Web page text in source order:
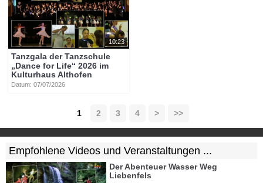
10:23
Tanzgala der Tanzschule
„Dance for Life“ 2026 im
Kulturhaus Althofen
Datum: 07/07/2026
1 2 3 4 > >>
Empfohlene Videos und Veranstaltungen ...
Der Abenteuer Wasser Weg
Liebenfels